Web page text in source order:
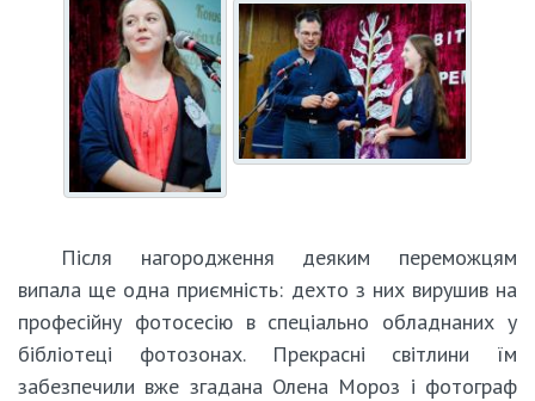
Після нагородження деяким переможцям
випала ще одна приємність: дехто з них вирушив на
професійну фотосесію в спеціально обладнаних у
бібліотеці фотозонах. Прекрасні світлини їм
забезпечили вже згадана Олена Мороз і фотограф